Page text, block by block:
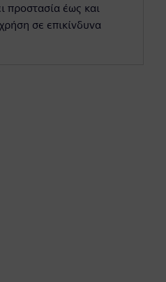
προστασία έως και
σε επικίνδυνα